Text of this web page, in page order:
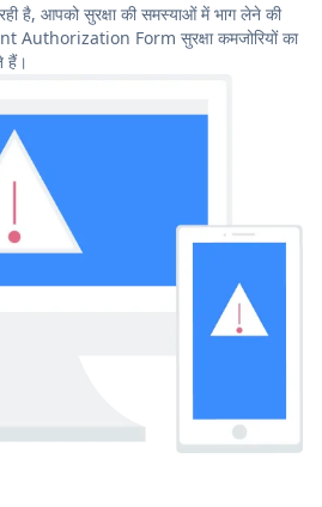
है, आपको सुरक्षा की समस्याओं में भाग लेने की
Authorization Form सुरक्षा कमजोरियों का
हैं।